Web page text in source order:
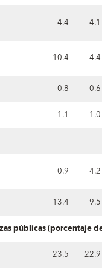
4.4 4.1
10.4 4.4
0.8
0.6
1.1
1.0
0.9 4.2
13.4
9.5
públicas (porcentaje
23.5
22.9